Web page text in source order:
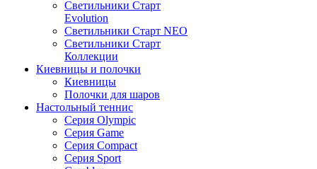
Светильники Старт
Evolution
Светильники Старт NEO
Светильники Старт
Коллекции
Киевницы и полочки
Киевницы
Полочки для шаров
Настольный теннис
Серия Olympic
Серия Game
Серия Compact
Серия Sport